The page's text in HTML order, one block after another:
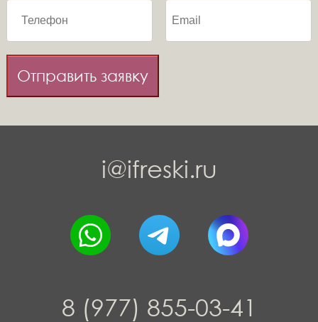
Отправить заявку
i@ifreski.ru
8 (977) 855-03-41